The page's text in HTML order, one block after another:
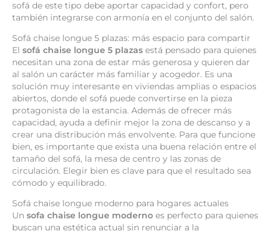
sofá de este tipo debe aportar capacidad y confort, pero
también integrarse con armonía en el conjunto del salón.
Sofá chaise longue 5 plazas: más espacio para compartir
El sofá chaise longue 5 plazas está pensado para quienes
necesitan una zona de estar más generosa y quieren dar
al salón un carácter más familiar y acogedor. Es una
solución muy interesante en viviendas amplias o espacios
abiertos, donde el sofá puede convertirse en la pieza
protagonista de la estancia. Además de ofrecer más
capacidad, ayuda a definir mejor la zona de descanso y a
crear una distribución más envolvente. Para que funcione
bien, es importante que exista una buena relación entre el
tamaño del sofá, la mesa de centro y las zonas de
circulación. Elegir bien es clave para que el resultado sea
cómodo y equilibrado.
Sofá chaise longue moderno para hogares actuales
Un sofa chaise longue moderno es perfecto para quienes
buscan una estética actual sin renunciar a la